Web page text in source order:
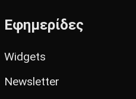
Εφημερίδες
Widgets
Newsletter